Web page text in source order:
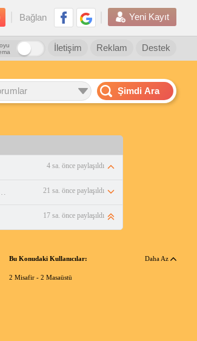
Bağlan Yeni Kayıt
Destek
Reklam
İletişim
Şimdi Ara
4 sa. önce paylaşıldı
JACKET-Ceket-WHITE/dp/B0DPBMQX1P 21 sa. önce paylaşıldı
17 sa. önce paylaşıldı
Bu Konudaki Kullanıcılar: Daha Az
2 Misafir - 2 Masaüstü